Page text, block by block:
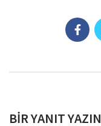
BIR YANIT YAZIN